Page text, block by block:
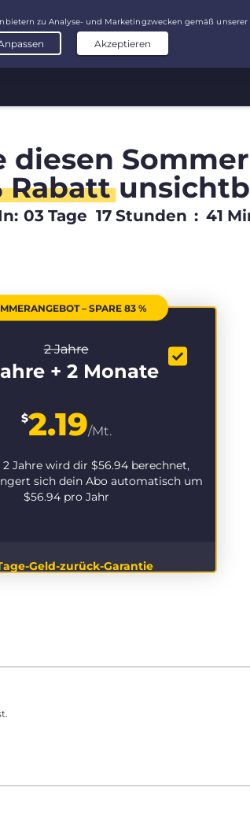
diesen Sommer
Rabatt
03 Tage 17 Stunden : 41
– SPARE 83 %
2 Jahre
+ 2 Monate
$2.19/Mt.
Jahre wird dir $56.94berechnet,
sich dein Abo automatisch um
$56.94pro Jahr
Geld-zurück-Garantie